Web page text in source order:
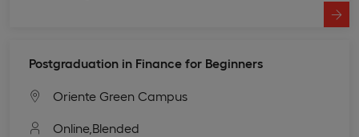
Postgraduation in Finance for Beginners
Oriente Green Campus
Online, Blended